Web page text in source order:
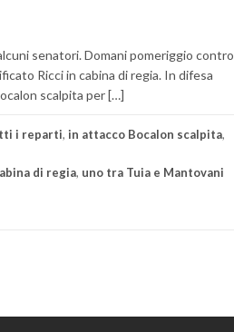
senatori. Domani pomeriggio contro
Ricci in cabina di regia. In difesa
scalpita per […]
i reparti, in attacco Bocalon scalpita,
di regia, uno tra Tuia e Mantovani